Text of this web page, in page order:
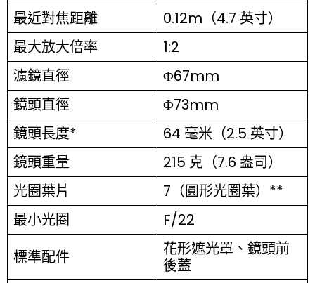
最近對焦距離
0.12m（4.7 英寸）
最大放大倍率
1:2
濾鏡直徑
Φ67mm
鏡頭直徑
Φ73mm
鏡頭長度*
64 毫米（2.5 英寸）
鏡頭重量
215 克（7.6 盎司）
光圈葉片
7（圓形光圈葉）**
最小光圈
F/22
標準配件
花形遮光罩、鏡頭前
後蓋